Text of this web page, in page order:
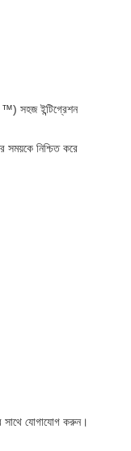
™) সহজ ইন্টিগ্রেশন
সময়কে নিশ্চিত করে
সাথে যোগাযোগ করুন।